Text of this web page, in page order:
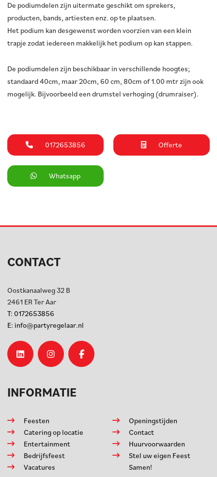
De podiumdelen zijn uitermate geschikt om sprekers,
producten, bands, artiesten enz. op te plaatsen.
Het podium kan desgewenst worden voorzien van een klein
trapje zodat iedereen makkelijk het podium op kan stappen.
De podiumdelen zijn beschikbaar in verschillende hoogtes;
standaard 40cm, maar 20cm, 60 cm, 80cm of 1.00 mtr zijn ook
mogelijk. Bijvoorbeeld een drumstel verhoging (drumraiser).
0172653856 Offerte
Whatsapp
CONTACT
Oostkanaalweg 32 B
2461 ER Ter Aar
T: 0172653856
E: info@partyregelaar.nl
INFORMATIE
Feesten
Catering op locatie
Entertainment
Bedrijfsfeest
Vacatures
Openingstijden
Contact
Huurvoorwaarden
Stel uw eigen Feest
Samen!